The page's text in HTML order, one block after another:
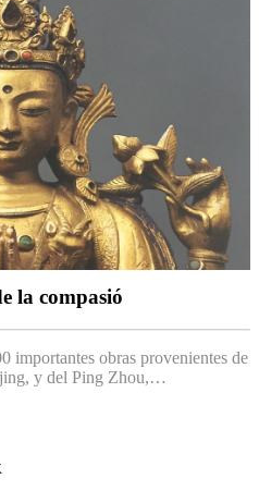
la compasió
importantes obras provenientes de
y del Ping Zhou,…